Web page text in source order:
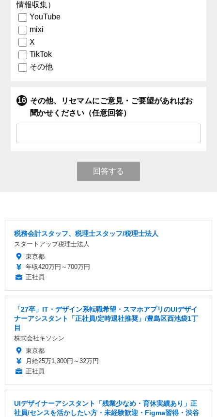
情報収集）
YouTube
mixi
X
TikTok
その他
その他、リセマムにご意見・ご要望があればお
聞かせください（任意回答）
回答する
税務会計スタッフ、税理士スタッフ/税理士法人
スタートアップ税理士法人
東京都
年収420万円～700万円
正社員
「27卒」IT・デザイン系転職希望・スマホアプリのUIデザイ
ナーアシスタント「正社員/定時退社推奨」/豊島区西池袋1丁
目
株式会社キソシン
東京都
月給25万1,300円～32万円
正社員
UIデザイナーアシスタント「残業少なめ・育休実績あり」正
社員/センスを活かしたい方・未経験歓迎・Figma習得・渋谷